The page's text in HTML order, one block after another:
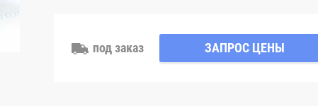
под заказ ЗАПРОС ЦЕНЫ